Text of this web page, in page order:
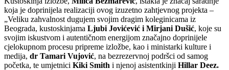
koja je doprinijela realizaciji ovog izuzetno zahtjevnog projekta –
„Veliku zahvalnost dugujem svojim dragim koleginicama iz
Beograda, kustoskinjama Ljubi Jovićević i Mirjani Dušić, koje su
svojim iskustvom i autentičnom energijom značajno doprinijele
cjelokupnom procesu pripreme izložbe, kao i ministarki kulture i
medija, dr Tamari Vujović, na bezrezervnoj podršci od samog
početka, te umjetnici Kiki Smith i njenoj asistentkinji Hillar Deez.